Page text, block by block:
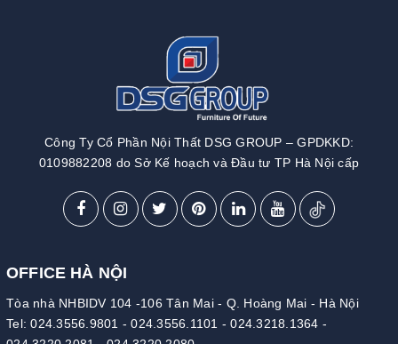
Công Ty Cổ Phần Nội Thất DSG GROUP – GPDKKD:
0109882208 do Sở Kế hoạch và Đầu tư TP Hà Nội cấp
OFFICE HÀ NỘI
Tòa nhà NHBIDV 104 -106 Tân Mai - Q. Hoàng Mai - Hà Nội
Tel:024.3556.9801 -024.3556.1101 -024.3218.1364 -